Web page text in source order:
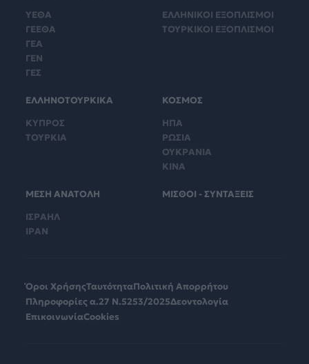
ΥΕΘΑ
ΓΕΕΘΑ
ΓΕΑ
ΓΕΝ
ΓΕΣ
ΕΛΛΗΝΙΚΟΙ ΕΞΟΠΛΙΣΜΟΙ
ΤΟΥΡΚΙΚΟΙ ΕΞΟΠΛΙΣΜΟΙ
ΕΛΛΗΝΟΤΟΥΡΚΙΚΑ
ΚΥΠΡΟΣ
ΤΟΥΡΚΙΑ
ΚΟΣΜΟΣ
ΗΠΑ
ΡΩΣΙΑ
ΟΥΚΡΑΝΙΑ
ΚΙΝΑ
ΜΕΣΗ ΑΝΑΤΟΛΗ
ΙΣΡΑΗΛ
ΙΡΑΝ
ΜΙΣΘΟΙ - ΣΥΝΤΑΞΕΙΣ
Όροι ΧρήσηςΤαυτότηταΠολιτική Απορρήτου
Πληροφορίες α.27 Ν.5253/2025Δεοντολογία
ΕπικοινωνίαCookies